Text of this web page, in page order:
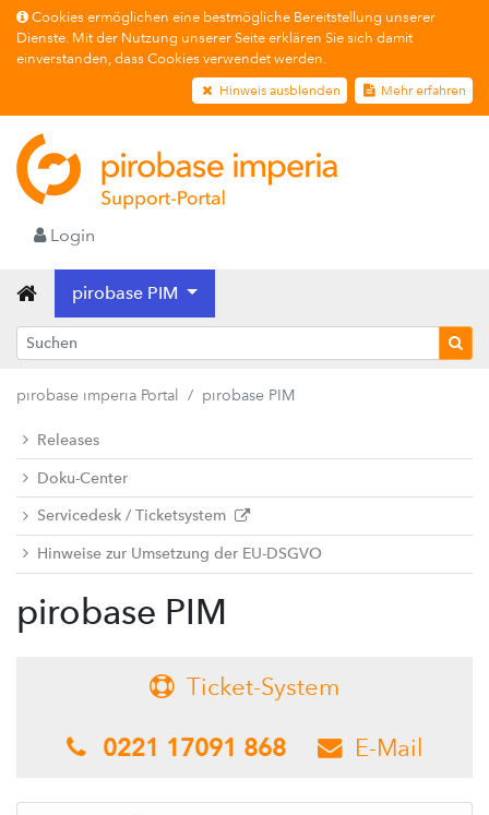
Cookies ermöglichen eine bestmögliche Bereitstellung unserer
Dienste. Mit der Nutzung unserer Seite erklären Sie sich damit
einverstanden, dass Cookies verwendet werden.
Hinweis ausblenden Mehr erfahren
Login
pirobase PIM
pirobase imperia Portal pirobase PIM
Releases
Doku-Center
Servicedesk / Ticketsystem
Hinweise zur Umsetzung der EU-DSGVO
pirobase PIM
- Ticket-System
0221 17091 868 - E-Mail